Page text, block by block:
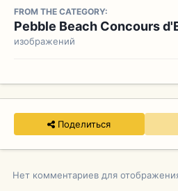
FROM THE CATEGORY:
Pebble Beach Concours
изображений
Поделиться
Нет комментариев для